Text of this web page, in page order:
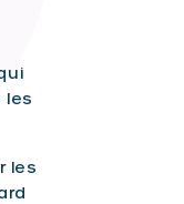
les
les